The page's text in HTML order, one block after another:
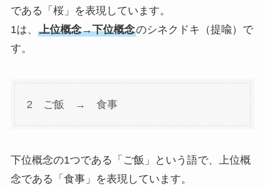
である「桜」を表現しています。
1は、 上位概念→下位概念のシネクドキ（提喩）で
す。
2 ご飯 → 食事
下位概念の1つである「ご飯」という語で、上位概
念である「食事」を表現しています。